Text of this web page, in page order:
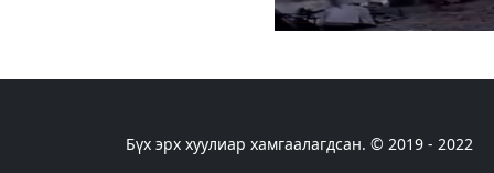
Бүх эрх хуулиар хамгаалагдсан. © 2019 - 2022